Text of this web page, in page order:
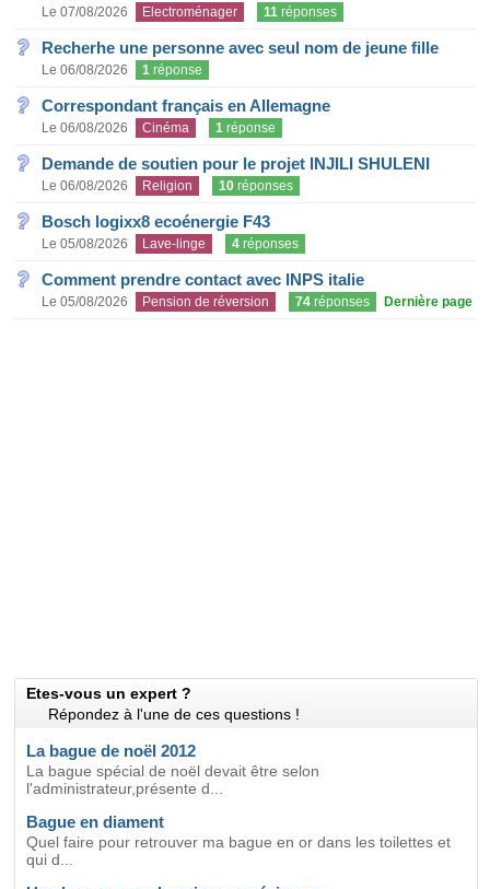
Le 07/08/2026 Electroménager 11 réponses
Recherhe une personne avec seul nom de jeune fille
Le 06/08/2026 1 réponse
Correspondant français en Allemagne
Le 06/08/2026 Cinéma 1 réponse
Demande de soutien pour le projet INJILI SHULENI
Le 06/08/2026 Religion 10 réponses
Bosch logixx8 ecoénergie F43
Le 05/08/2026 Lave-linge 4 réponses
Comment prendre contact avec INPS italie
Le 05/08/2026 Pension de réversion 74 réponses Dernière page
Etes-vous un expert ?
Répondez à l'une de ces questions !
La bague de noël 2012
La bague spécial de noël devait être selon
l'administrateur,présente d...
Bague en diament
Quel faire pour retrouver ma bague en or dans les toilettes et
qui d...